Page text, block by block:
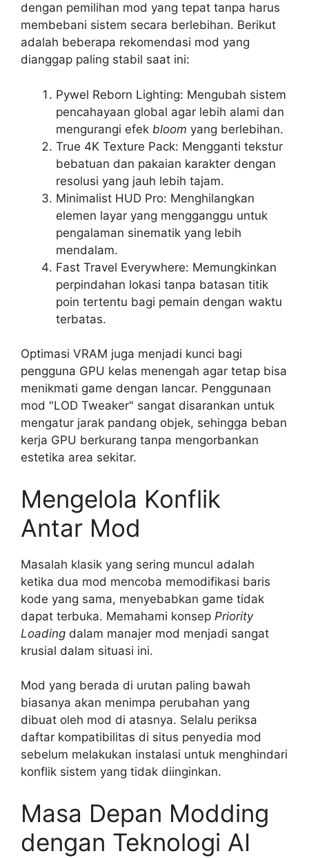
dengan pemilihan mod yang tepat tanpa harus
membebani sistem secara berlebihan. Berikut
adalah beberapa rekomendasi mod yang
dianggap paling stabil saat ini:
Pywel Reborn Lighting: Mengubah sistem
pencahayaan global agar lebih alami dan
mengurangi efek bloom yang berlebihan.
True 4K Texture Pack: Mengganti tekstur
bebatuan dan pakaian karakter dengan
resolusi yang jauh lebih tajam.
Minimalist HUD Pro: Menghilangkan
elemen layar yang mengganggu untuk
pengalaman sinematik yang lebih
mendalam.
Fast Travel Everywhere: Memungkinkan
perpindahan lokasi tanpa batasan titik
poin tertentu bagi pemain dengan waktu
terbatas.
Optimasi VRAM juga menjadi kunci bagi
pengguna GPU kelas menengah agar tetap bisa
menikmati game dengan lancar. Penggunaan
mod "LOD Tweaker" sangat disarankan untuk
mengatur jarak pandang objek, sehingga beban
kerja GPU berkurang tanpa mengorbankan
estetika area sekitar.
Mengelola Konflik
Antar Mod
Masalah klasik yang sering muncul adalah
ketika dua mod mencoba memodifikasi baris
kode yang sama, menyebabkan game tidak
dapat terbuka. Memahami konsep Priority
Loading dalam manajer mod menjadi sangat
krusial dalam situasi ini.
Mod yang berada di urutan paling bawah
biasanya akan menimpa perubahan yang
dibuat oleh mod di atasnya. Selalu periksa
daftar kompatibilitas di situs penyedia mod
sebelum melakukan instalasi untuk menghindari
konflik sistem yang tidak diinginkan.
Masa Depan Modding
dengan Teknologi AI